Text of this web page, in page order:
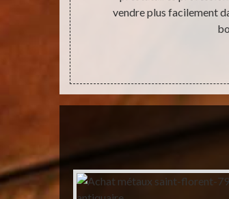
vendre plus facilement